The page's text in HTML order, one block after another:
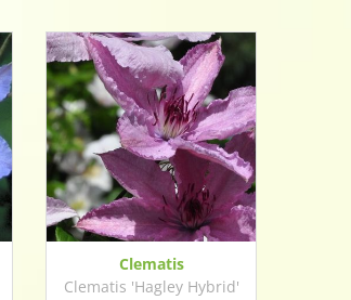
Clematis
Clematis 'Hagley Hybrid'